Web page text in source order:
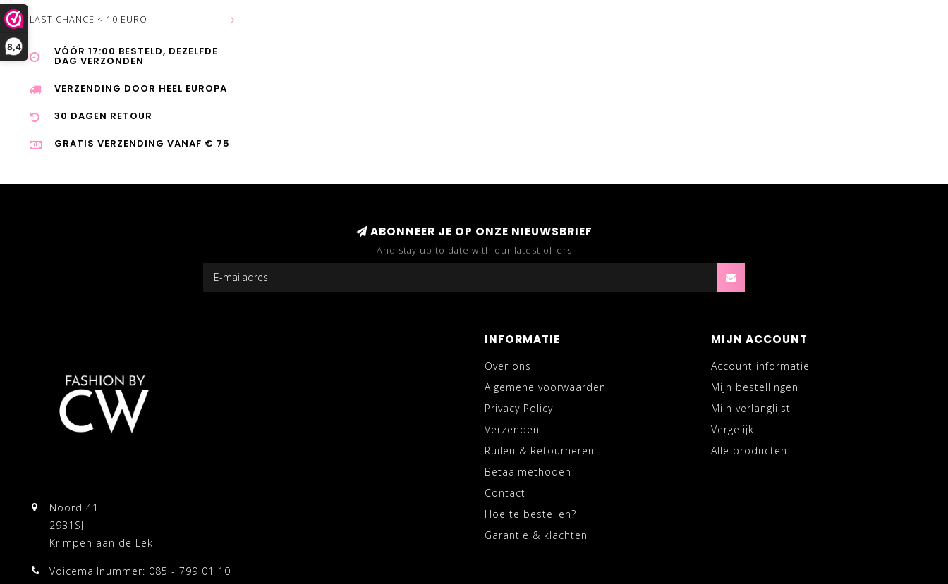
8,4
LAST CHANCE < 10 EURO
VÓÓR 17:00 BESTELD, DEZELFDE
DAG VERZONDEN
VERZENDING DOOR HEEL EUROPA
30 DAGEN RETOUR
GRATIS VERZENDING VANAF € 75
ABONNEER JE OP ONZE NIEUWSBRIEF
And stay up to date with our latest offers
Noord 41
2931SJ
Krimpen aan de Lek
Voicemailnummer: 085 - 799 01 10
INFORMATIE
Over ons
Algemene voorwaarden
Privacy Policy
Verzenden
Ruilen & Retourneren
Betaalmethoden
Contact
Hoe te bestellen?
Garantie & klachten
MIJN ACCOUNT
Account informatie
Mijn bestellingen
Mijn verlanglijst
Vergelijk
Alle producten